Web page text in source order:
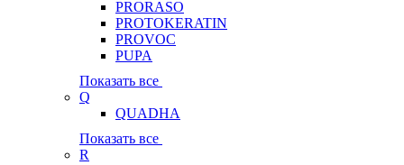
PRORASO
PROTOKERATIN
PROVOC
PUPA
Показать все
Q
QUADHA
Показать все
R